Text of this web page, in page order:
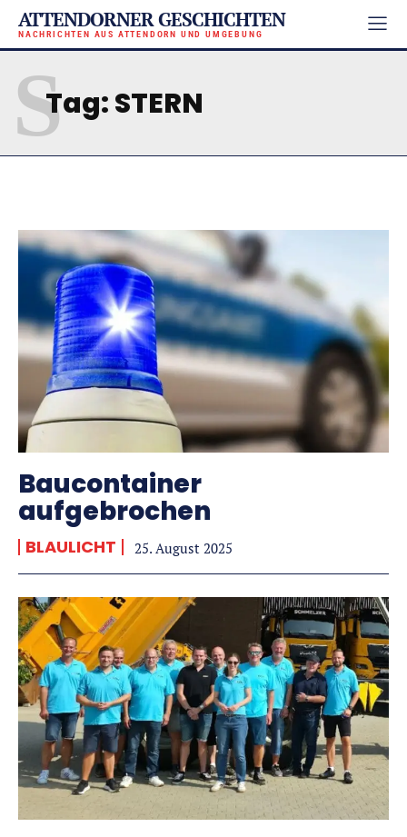
ATTENDORNER GESCHICHTEN
NACHRICHTEN AUS ATTENDORN UND UMGEBUNG
Tag:STERN
S
Baucontainer
aufgebrochen
BLAULICHT 25. August 2025